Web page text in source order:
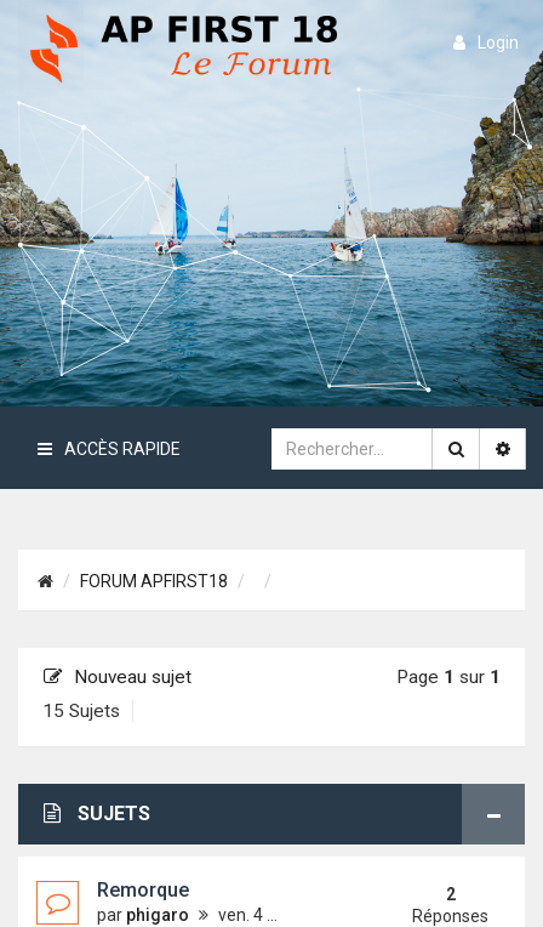
Login
ACCÈS RAPIDE
FORUM APFIRST18
Nouveau sujet
15 Sujets
Page 1 sur 1
SUJETS
Remorque
par phigaro ven. 4 mai 2018 19:04
2
Réponses